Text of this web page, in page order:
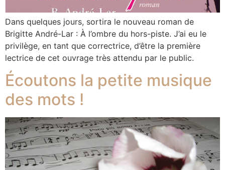
Dans quelques jours, sortira le nouveau roman de
Brigitte André-Lar : À l’ombre du hors-piste. J’ai eu le
privilège, en tant que correctrice, d’être la première
lectrice de cet ouvrage très attendu par le public.
Écoutons la petite musique
des mots !